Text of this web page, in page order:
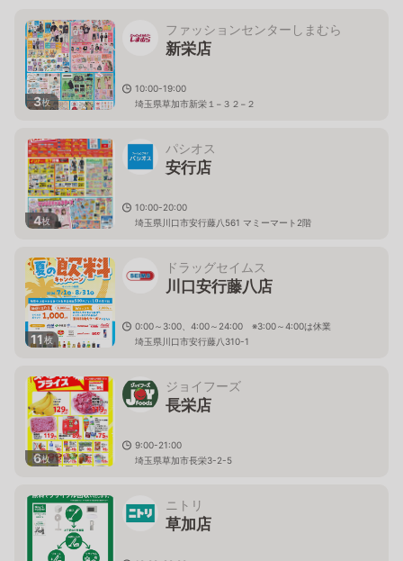
3枚
ファッションセンターしまむら
新栄店
10:00-19:00
埼玉県草加市新栄１−３２−２
4枚
パシオス
安行店
10:00-20:00
埼玉県川口市安行藤八561 マミーマート2階
11枚
ドラッグセイムス
川口安行藤八店
0:00～3:00、4:00～24:00 ※3:00～4:00は休業
埼玉県川口市安行藤八310-1
6枚
ジョイフーズ
長栄店
9:00-21:00
埼玉県草加市長栄3-2-5
ニトリ
草加店